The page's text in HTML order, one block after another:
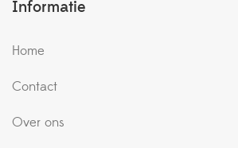
Informatie
Home
Contact
Over ons